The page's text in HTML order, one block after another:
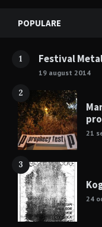
Widgets
POPULARE
1 Festival
19 august 2014
2
21
3
24